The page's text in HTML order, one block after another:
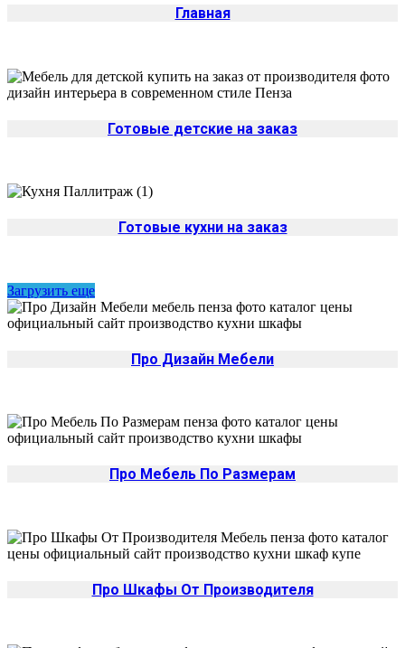
Главная
Готовые детские на заказ
Готовые кухни на заказ
Загрузить еще
Про Дизайн Мебели
Про Мебель По Размерам
Про Шкафы От Производителя